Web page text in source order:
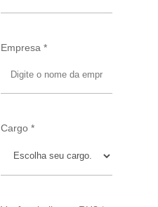
Empresa *
Cargo *